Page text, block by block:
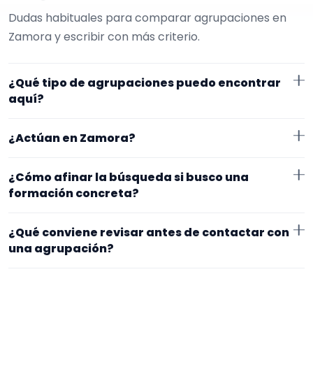
Dudas habituales para comparar agrupaciones en
Zamora y escribir con más criterio.
¿Qué tipo de agrupaciones puedo encontrar
aquí?
privadas. Conviene comparar repertorio, tamaño de
¿Actúan en Zamora?
trabajan en Zamora. Algunos son de la zona y otros se
exacto, horarios y posibles gastos.
¿Cómo afinar la búsqueda si busco una
formación concreta?
Empieza por el tipo de evento y la zona. Si ya sabes el
formato que te encaja, usa el filtro de tipo de
agrupación para quedarte con opciones más
¿Qué conviene revisar antes de contactar con
una agrupación?